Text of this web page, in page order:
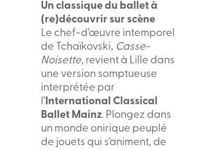
Un classique du ballet à
(re)découvrir sur scène
Le chef-d’œuvre intemporel
de Tchaïkovski, Casse-
Noisette, revient à Lille dans
une version somptueuse
interprétée par
l’International Classical
Ballet Mainz. Plongez dans
un monde onirique peuplé
de jouets qui s’animent, de